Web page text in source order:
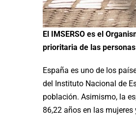
El IMSERSO es el
prioritaria de las
España es uno de los
del Instituto Nacional de
población. Asimismo, la
86,22 años en las